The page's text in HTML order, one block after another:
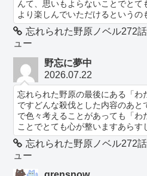
んて、思いもよらないことでとて
より楽しんでいただけるというの
忘れられた野原ノベル272
ュー
野忘に夢中
2026.07.22
忘れられた野原の最後にある「わ
ですどんな殺伐とした内容のあと
で色々考えることがあっても「わ
ことでとても心が整いますあらす
忘れられた野原ノベル272
ュー